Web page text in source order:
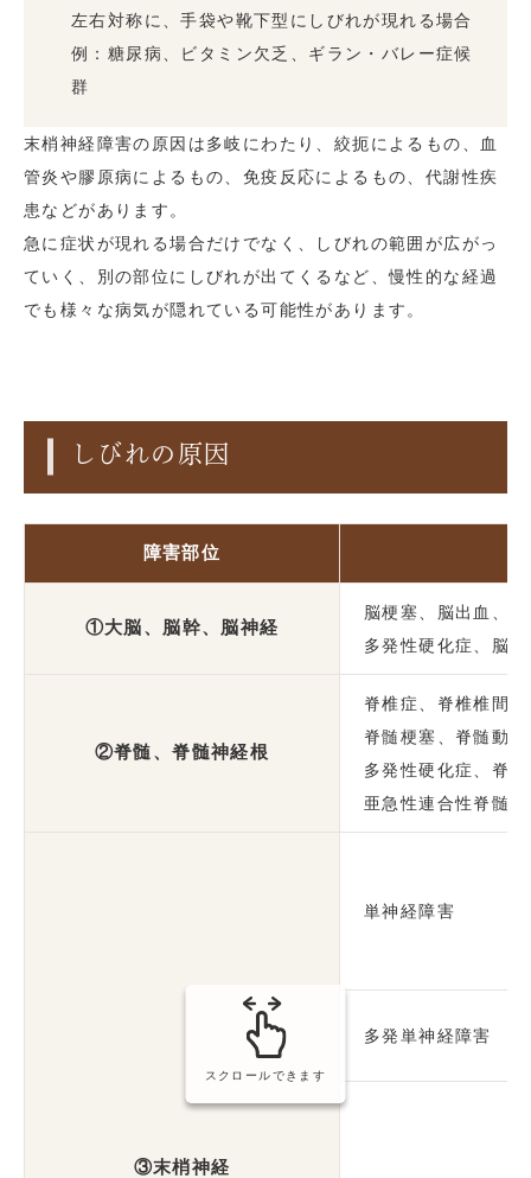
左右対称に、手袋や靴下型にしびれが現れる場合
例：糖尿病、ビタミン欠乏、ギラン・バレー症候
群
末梢神経障害の原因は多岐にわたり、絞扼によるもの、血
管炎や膠原病によるもの、免疫反応によるもの、代謝性疾
患などがあります。
急に症状が現れる場合だけでなく、しびれの範囲が広がっ
ていく、別の部位にしびれが出てくるなど、慢性的な経過
でも様々な病気が隠れている可能性があります。
しびれの原因
障害部位
①大脳、脳幹、脳神経
脳梗塞、脳出血、
多発性硬化症、脳
②脊髄、脊髄神経根
脊椎症、脊椎椎間
脊髄梗塞、脊髄動
多発性硬化症、脊
亜急性連合性脊髄
③末梢神経
単神経障害
多発単神経障害
スクロールできます